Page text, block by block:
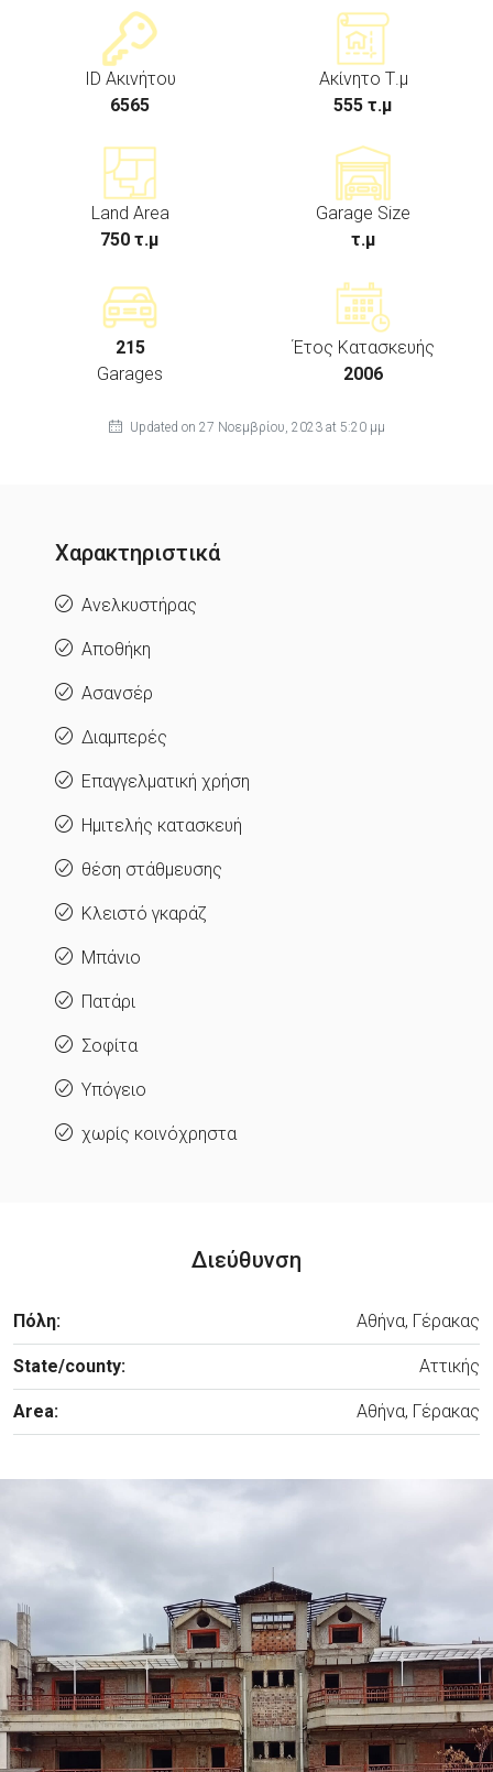
ID Ακινήτου
6565
Ακίνητο Τ.μ
555 τ.μ
Land Area
750 τ.μ
Garage Size
τ.μ
215
Garages
Έτος Κατασκευής
2006
Updated on 27 Νοεμβρίου, 2023 at 5:20 μμ
Χαρακτηριστικά
Ανελκυστήρας
Αποθήκη
Ασανσέρ
Διαμπερές
Επαγγελματική χρήση
Ημιτελής κατασκευή
θέση στάθμευσης
Κλειστό γκαράζ
Μπάνιο
Πατάρι
Σοφίτα
Υπόγειο
χωρίς κοινόχρηστα
Διεύθυνση
Πόλη: Αθήνα, Γέρακας
State/county: Αττικής
Area: Αθήνα, Γέρακας